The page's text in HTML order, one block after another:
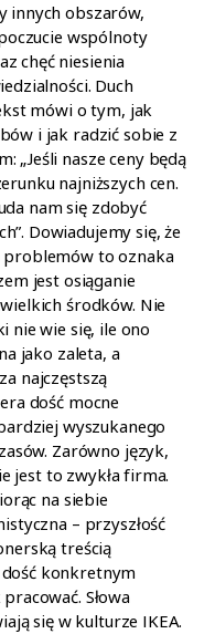
innych obszarów,
wspólnoty
chęć niesienia
Duch
mówi o tym, jak
i jak radzić sobie z
„Jeśli nasze ceny będą
najniższych cen.
nam się zdobyć
Dowiadujemy się, że
problemów to oznaka
jest osiąganie
środków. Nie
nie wie się, ile ono
jako zaleta, a
najczęstszą
dość mocne
wyszukanego
Zarówno język,
jest to zwykła firma.
na siebie
– przyszłość
treścią
konkretnym
Słowa
się w kulturze IKEA.